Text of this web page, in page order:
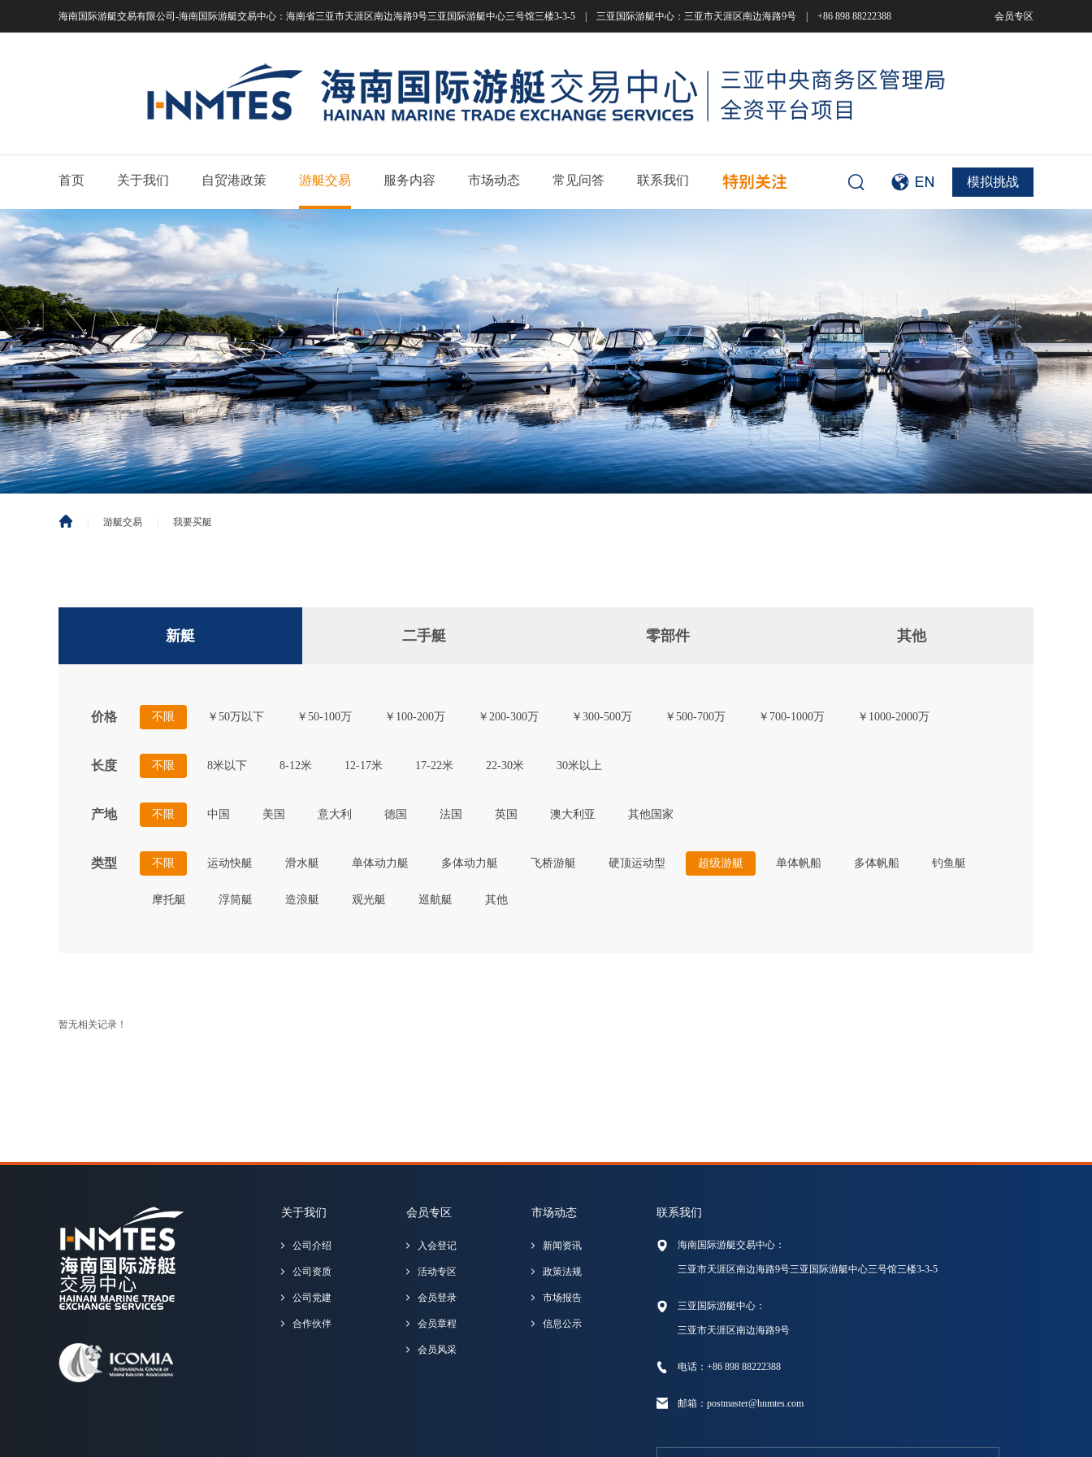
海南国际游艇交易有限公司-海南国际游艇交易中心： 海南省三亚市天涯区南边海路9号三亚国际游艇中心三号馆三楼3-3-5 | 三亚国际游艇中心：三亚市天涯区南边海路9号 | +86 898 88222388 会员专区
模拟挑战
首页 关于我们 自贸港政策 游艇交易 服务内容 市场动态 常见问答 联系我们
游艇交易 我要买艇
新艇 二手艇 零部件 其他
价格 不限 ￥50万以下 ￥50-100万 ￥100-200万 ￥200-300万 ￥300-500万 ￥500-700万 ￥700-1000万 ￥1000-2000万
长度 不限 8米以下 8-12米 12-17米 17-22米 22-30米 30米以上
产地 不限 中国 美国 意大利 德国 法国 英国 澳大利亚 其他国家
类型 不限 运动快艇 滑水艇 单体动力艇 多体动力艇 飞桥游艇 硬顶运动型 超级游艇 单体帆船 多体帆船 钓鱼艇
摩托艇 浮筒艇 造浪艇 观光艇 巡航艇 其他
暂无相关记录！
关于我们
公司介绍
公司资质
公司党建
合作伙伴
会员专区
入会登记
活动专区
会员登录
会员章程
会员风采
市场动态
新闻资讯
政策法规
市场报告
信息公示
联系我们
海南国际游艇交易中心：
三亚市天涯区南边海路9号三亚国际游艇中心三号馆三楼3-3-5
三亚国际游艇中心：
三亚市天涯区南边海路9号
电话：+86 898 88222388
邮箱：postmaster@hnmtes.com